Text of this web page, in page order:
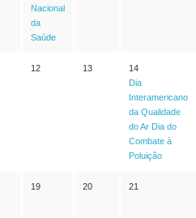
Nacional
da
Saúde
12 13
14
Dia
Interamericano
da Qualidade
do Ar Dia do
Combate à
Poluição
19 20 21